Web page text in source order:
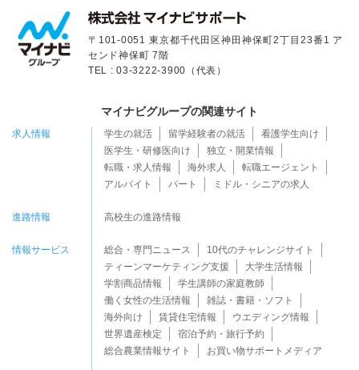
〒101-0051 東京都千代田区神田神保町2丁目23番1 ア
センド神保町 7階
TEL : 03-3222-3900（代表）
マイナビグループの関連サイト
求人情報 学生の就活 留学経験者の就活
看護学生向け
医学生・研修医向け
独立・開業情報
転職・求人情報
海外求人
転職エージェント
アルバイト
パート ミドル・シニアの求人
進路情報 高校生の進路情報
情報サービス 総合・専門ニュース
10代のチャレンジサイト
ティーンマーケティング支援
大学生活情報
学割商品情報
学生講師の家庭教師
働く女性の生活情報
雑誌・書籍・ソフト
海外向け
賃貸住宅情報
ウエディング情報
世界遺産検定
宿泊予約・旅行予約
総合農業情報サイト
お買い物サポートメディア